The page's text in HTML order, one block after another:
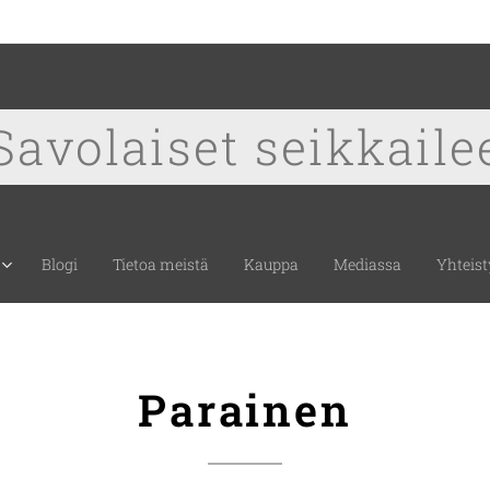
Blogi Tietoa meistä Kauppa Mediassa
Parainen